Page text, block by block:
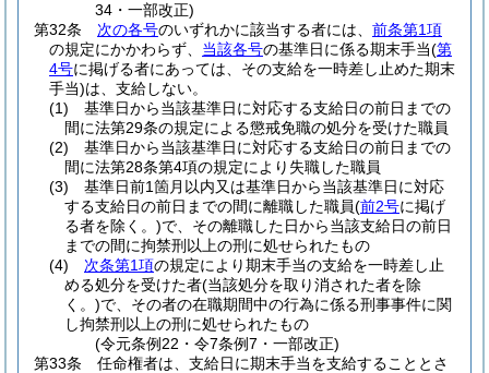
34・一部改正)
第32条
次の各号のいずれかに該当する者には、 前条第1項
の規定にかかわらず、 当該各号の基準日に係る期末手当(第
4号に掲げる者にあっては、その支給を一時差し止めた期末
手当)は、支給しない。
(1)
基準日から当該基準日に対応する支給日の前日までの
間に法第29条の規定による懲戒免職の処分を受けた職員
(2)
基準日から当該基準日に対応する支給日の前日までの
間に法第28条第4項の規定により失職した職員
(3)
基準日前1箇月以内又は基準日から当該基準日に対応
する支給日の前日までの間に離職した職員(前2号に掲げ
る者を除く。)で、その離職した日から当該支給日の前日
までの間に拘禁刑以上の刑に処せられたもの
(4)
次条第1項の規定により期末手当の支給を一時差し止
める処分を受けた者(当該処分を取り消された者を除
く。)で、その者の在職期間中の行為に係る刑事事件に関
し拘禁刑以上の刑に処せられたもの
(令元条例22・令7条例7・一部改正)
第33条
任命権者は、支給日に期末手当を支給することとさ